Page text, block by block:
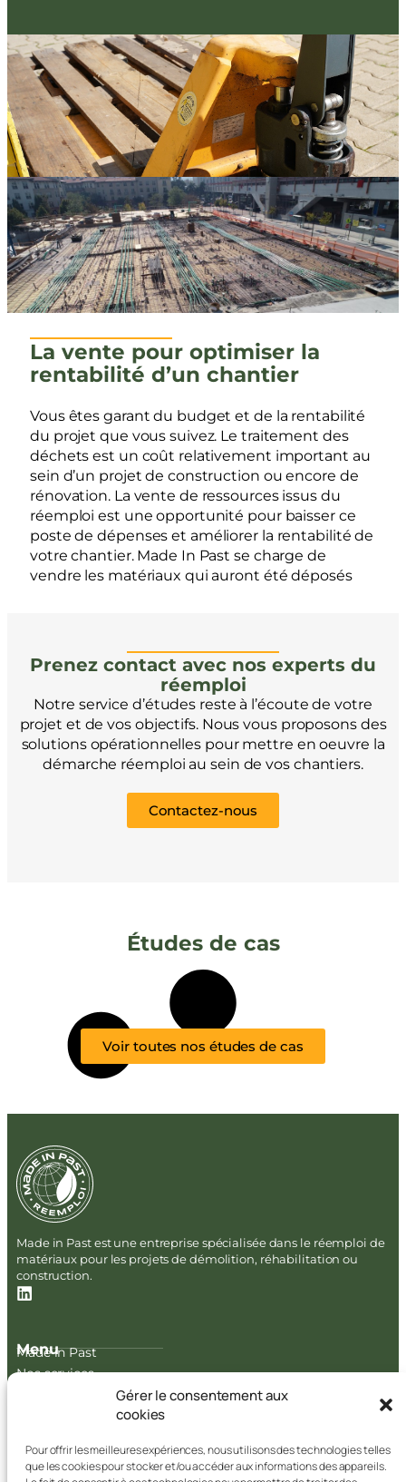
Gérer le consentement aux
cookies
Pour offrir les meilleures expériences, nous utilisons des technologies telles
que les cookies pour stocker et/ou accéder aux informations des appareils.
La vente pour optimiser la
rentabilité d’un chantier
Vous êtes garant du budget et de la rentabilité
du projet que vous suivez. Le traitement des
déchets est un coût relativement important au
sein d’un projet de construction ou encore de
rénovation. La vente de ressources issus du
réemploi est une opportunité pour baisser ce
poste de dépenses et améliorer la rentabilité de
votre chantier. Made In Past se charge de
vendre les matériaux qui auront été déposés
Prenez contact avec nos experts du
réemploi
Notre service d’études reste à l’écoute de votre
projet et de vos objectifs. Nous vous proposons des
solutions opérationnelles pour mettre en oeuvre la
démarche réemploi au sein de vos chantiers.
Contactez-nous
Études de cas
Voir toutes nos études de cas
Made in Past est une entreprise spécialisée dans le réemploi de
matériaux pour les projets de démolition, réhabilitation ou
construction.
Menu
Made in Past
Nos services